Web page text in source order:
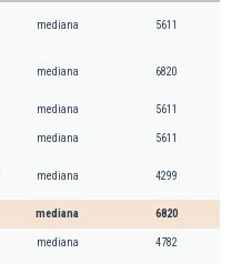
mediana 5611
mediana 6820
mediana 5611
mediana 5611
mediana 4299
mediana 6820
mediana 4782